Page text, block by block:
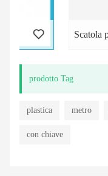
Scatola per il
prodotto Tag
plastica metro
con chiave